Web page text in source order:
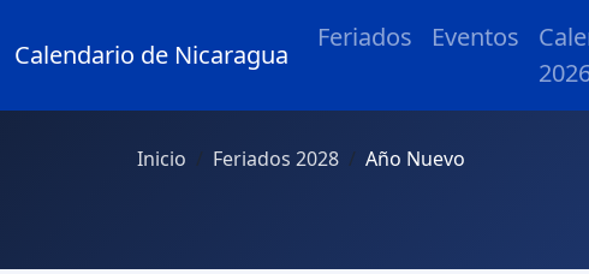
Calendario de Nicaragua
Feriados Eventos
Inicio Feriados 2028 Año Nuevo